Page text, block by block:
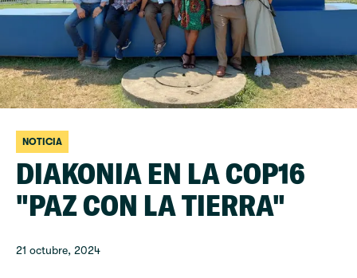
NOTICIA
DIAKONIA EN LA COP16
"PAZ CON LA TIERRA"
21 octubre, 2024